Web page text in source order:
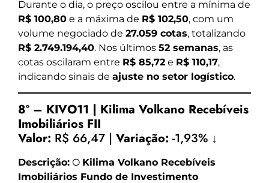
Durante o dia, o preço oscilou entre a mínima de
R$ 100,80 e a máxima de R$ 102,50, com um
volume negociado de 27.059 cotas, totalizando
R$ 2.749.194,40. Nos últimos 52 semanas, as
cotas oscilaram entre R$ 85,72 e R$ 110,17,
indicando sinais de ajuste no setor logístico.
8º – KIVO11 | Kilima Volkano Recebíveis
Imobiliários FII
Valor: R$ 66,47 | Variação: -1,93% ↓
Descrição: O Kilima Volkano Recebíveis
Imobiliários Fundo de Investimento